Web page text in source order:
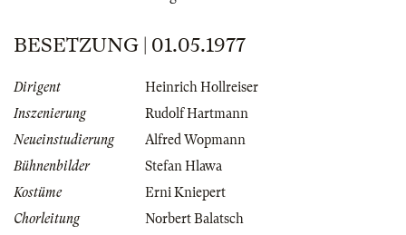
BESETZUNG | 01.05.1977
Dirigent
Heinrich Hollreiser
Inszenierung
Rudolf Hartmann
Neueinstudierung
Alfred Wopmann
Bühnenbilder
Stefan Hlawa
Kostüme
Erni Kniepert
Chorleitung
Norbert Balatsch